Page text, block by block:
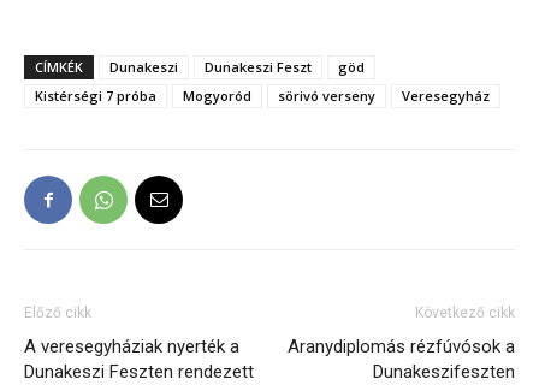
CÍMKÉK Dunakeszi Dunakeszi Feszt
göd
Kistérségi 7 próba
Mogyoród sörivó verseny Veresegyház
Előző cikk
A veresegyháziak nyerték a
Dunakeszi Feszten rendezett
Következő cikk
Aranydiplomás rézfúvósok a
Dunakeszifeszten